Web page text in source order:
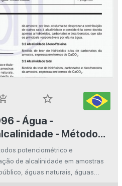
star_border
- Métodos
potenciométrico e
de alcalinidade em amostras
águas naturais, águas